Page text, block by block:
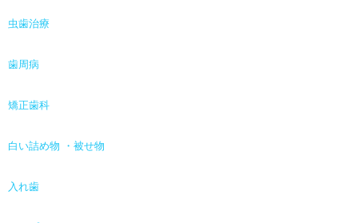
虫歯治療
歯周病
矯正歯科
白い詰め物 ・被せ物
入れ歯